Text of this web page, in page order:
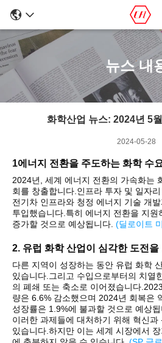
뉴스 내
화학산업 뉴스: 2024년 5
2024-05-28
1에너지 전환을 주도하는 화학 수요
2024년, 세계 에너지 전환의 가속화는
회를 창출합니다.인프라 투자 및 일자
전기차 인프라와 청정 에너지 기술 개
투입했습니다.특히 에너지 전환을 지원
증가할 것으로 예상됩니다. (딜로이트
2. 유럽 화학 산업이 심각한 도전을
다른 지역이 성장하는 동안 유럽 화학
있습니다.그리고 수입으로부터의 치열
의 폐쇄 또는 축소로 이어졌습니다
량은 6.6% 감소했으며 2024년 회복은
성장률은 1.9%에 불과할 것으로 예상
이러한 과제들에 대처하기 위해 혁신과
있습니다.하지만 이는 세계 시장에서